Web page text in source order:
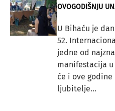
OVOGODIŠNJU
U Bihaću je
52.
jedne od
manifestacija
će i ove
ljubitelje...